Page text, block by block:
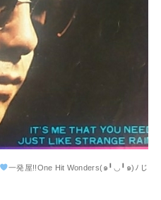
一発屋!!One Hit Wonders⁠(⁠๑⁠╹⁠◡⁠╹⁠๑⁠)⁠ﾉ⁠じ